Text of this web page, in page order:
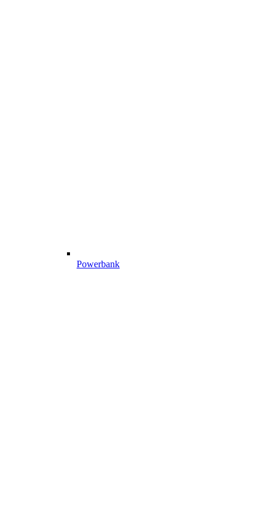
Powerbank